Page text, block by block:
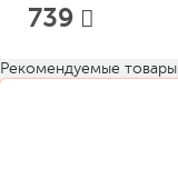
739
Рекомендуемые товары